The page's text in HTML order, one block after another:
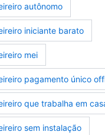
autônomo
iniciante barato
mei
pagamento único
que trabalha em
sem instalação